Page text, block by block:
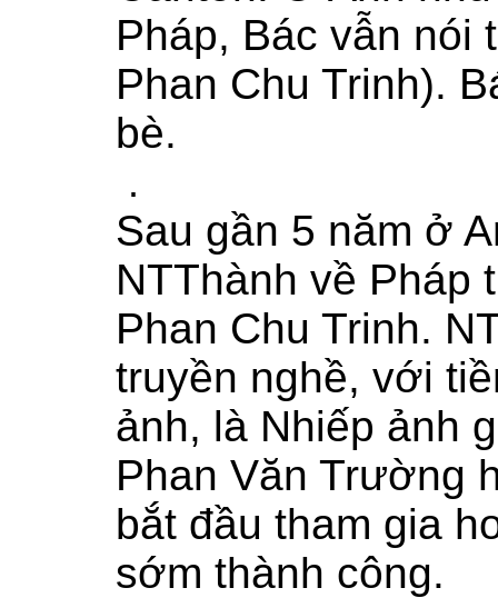
Pháp, Bác vẫn nói
Phan Chu Trinh).
bè.
.
Sau gần 5 năm ở
NTThành về Pháp
Phan Chu Trinh.
truyền nghề, với
ảnh, là Nhiếp ảnh
Phan Văn Trường
bắt đầu tham gia
sớm thành công.